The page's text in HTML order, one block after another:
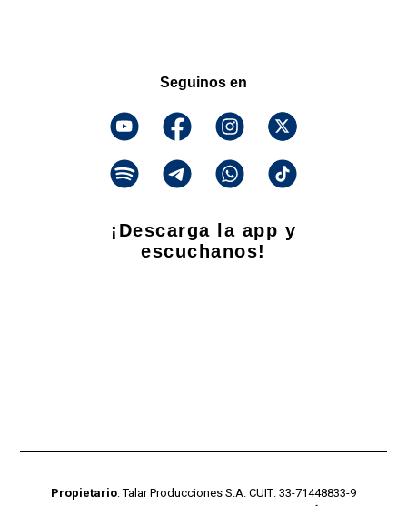
Seguinos en
¡Descarga la app y
escuchanos!
Propietario: Talar Producciones S.A. CUIT: 33-71448833-9